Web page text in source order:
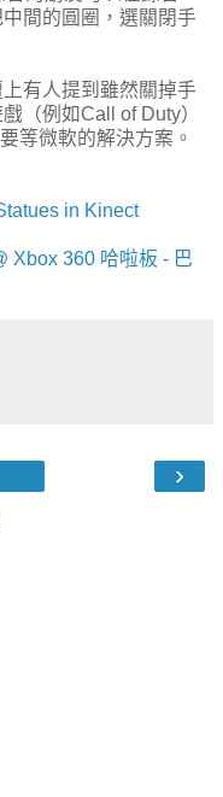
間的圓圈，選關閉手
有人提到雖然關掉手
（例如Call of Duty）
等微軟的解決方案。
in Kinect
Xbox 360 哈啦板 - 巴
›